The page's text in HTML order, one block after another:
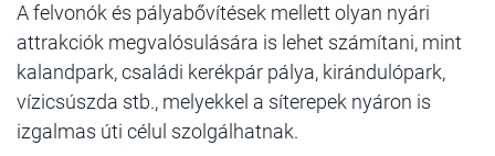
A felvonók és pályabővítések mellett olyan nyári
attrakciók megvalósulására is lehet számítani, mint
kalandpark, családi kerékpár pálya, kirándulópark,
vízicsúszda stb., melyekkel a síterepek nyáron is
izgalmas úti célul szolgálhatnak.